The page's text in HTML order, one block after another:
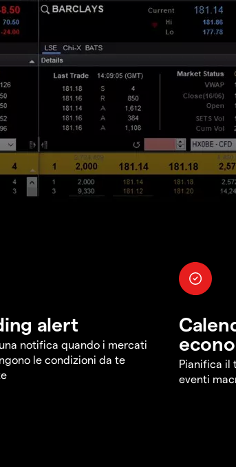
alert
notifica quando i mercati
le condizioni da te
Pianifica il
eventi